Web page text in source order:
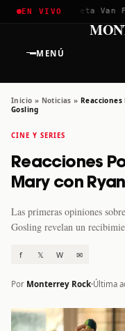
EN VIVO
2026 ✱Greta Van
MENÚ
Inicio » Noticias »
Gosling
CINE Y SERIES
Reacciones
Mary con
Las primeras opiniones
Gosling revelan un
f 𝕏 W ✉
Por Monterrey Rock Última